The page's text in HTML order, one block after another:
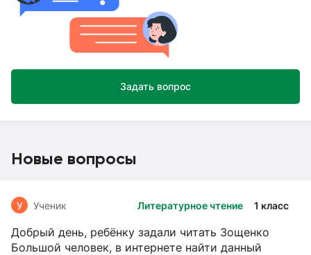
Задать вопрос
Новые вопросы
Литературное чтение 1 класс
У Ученик
Добрый день, ребёнку задали читать Зощенко
Большой человек, в интернете найти данный